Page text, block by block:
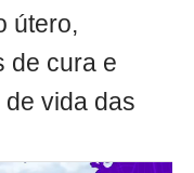
útero,
de cura e
vida das